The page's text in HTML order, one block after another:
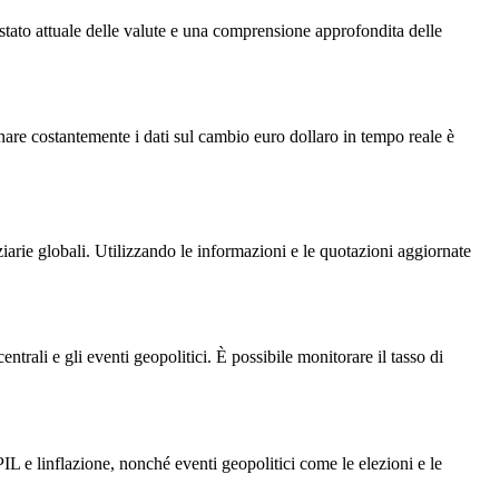
attuale delle valute e una comprensione approfondita delle
costantemente i dati sul cambio euro dollaro in tempo reale è
globali. Utilizzando le informazioni e le quotazioni aggiornate
e gli eventi geopolitici. È possibile monitorare il tasso di
e linflazione, nonché eventi geopolitici come le elezioni e le